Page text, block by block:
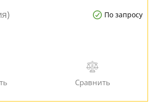
По запросу